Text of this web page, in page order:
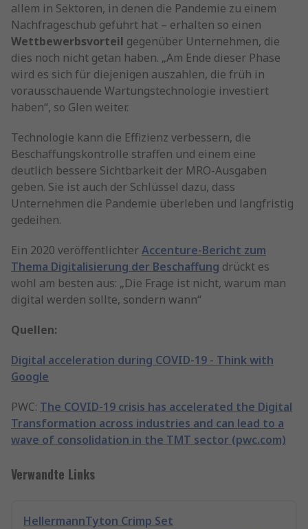
allem in Sektoren, in denen die Pandemie zu einem
Nachfrageschub geführt hat – erhalten so einen
Wettbewerbsvorteil gegenüber Unternehmen, die
dies noch nicht getan haben. „Am Ende dieser Phase
wird es sich für diejenigen auszahlen, die früh in
vorausschauende Wartungstechnologie investiert
haben“, so Glen weiter.
Technologie kann die Effizienz verbessern, die
Beschaffungskontrolle straffen und einem eine
deutlich bessere Sichtbarkeit der MRO-Ausgaben
geben. Sie ist auch der Schlüssel dazu, dass
Unternehmen die Pandemie überleben und langfristig
gedeihen.
Ein 2020 veröffentlichterAccenture-Bericht zum
Thema Digitalisierung der Beschaffung drückt es
wohl am besten aus: „Die Frage ist nicht, warum man
digital werden sollte, sondern wann“
Quellen:
Digital acceleration during COVID-19 - Think with
Google
PWC: The COVID-19 crisis has accelerated the Digital
Transformation across industries and can lead to a
wave of consolidation in the TMT sector (pwc.com)
Verwandte Links
HellermannTyton Crimp Set